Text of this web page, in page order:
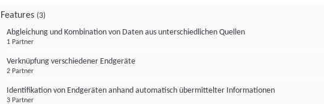
Features (3)
Abgleichung und Kombination von Daten aus unterschiedlichen Quellen
1 Partner
Verknüpfung verschiedener Endgeräte
2 Partner
Identifikation von Endgeräten anhand automatisch übermittelter Informationen
3 Partner